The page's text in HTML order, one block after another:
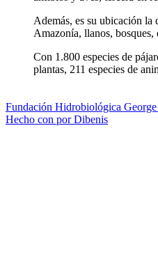
Además, es su ubicación la
Amazonía, llanos, bosques,
Con 1.800 especies de
plantas, 211 especies de
Fundación Hidrobiológica
Hecho con por Dibenis